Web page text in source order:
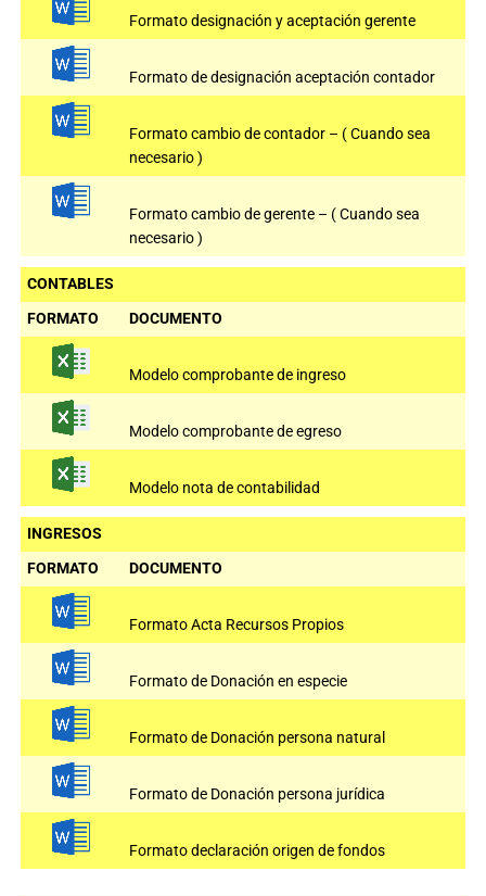
Formato designación y aceptación gerente
Formato de designación aceptación contador
Formato cambio de contador – ( Cuando sea
necesario )
Formato cambio de gerente – ( Cuando sea
necesario )
CONTABLES
FORMATO
DOCUMENTO
Modelo comprobante de ingreso
Modelo comprobante de egreso
Modelo nota de contabilidad
INGRESOS
FORMATO
DOCUMENTO
Formato Acta Recursos Propios
Formato de Donación en especie
Formato de Donación persona natural
Formato de Donación persona jurídica
Formato declaración origen de fondos